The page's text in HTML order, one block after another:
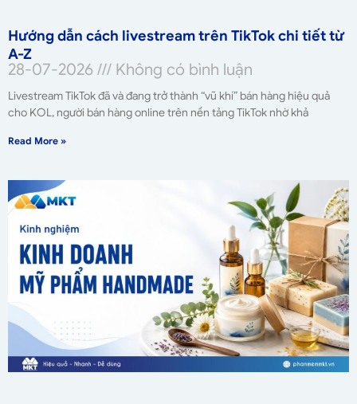
Hướng dẫn cách livestream trên TikTok chi tiết từ
A-Z
28-07-2026 Không có bình luận
Livestream TikTok đã và đang trở thành “vũ khí” bán hàng hiệu quả
cho KOL, người bán hàng online trên nền tảng TikTok nhờ khả
Read More »